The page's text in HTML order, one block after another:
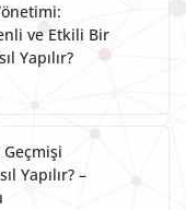
ve Etkili Bir
Yapılır?
Yapılır? –